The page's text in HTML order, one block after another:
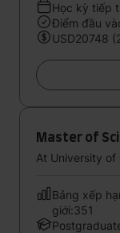
Học kỳ tiếp
Điểm đầu
USD20748
Master of
At University of
Bảng xếp
giới:351